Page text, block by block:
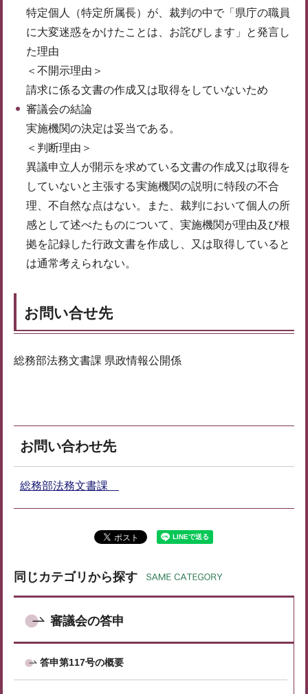
特定個人（特定所属長）が、裁判の中で「県庁の職員
に大変迷惑をかけたことは、お詫びします」と発言し
た理由
＜不開示理由＞
請求に係る文書の作成又は取得をしていないため
審議会の結論
実施機関の決定は妥当である。
＜判断理由＞
異議申立人が開示を求めている文書の作成又は取得を
していないと主張する実施機関の説明に特段の不合
理、不自然な点はない。また、裁判において個人の所
感として述べたものについて、実施機関が理由及び根
拠を記録した行政文書を作成し、又は取得していると
は通常考えられない。
お問い合せ先
総務部法務文書課 県政情報公開係
お問い合わせ先
総務部法務文書課
同じカテゴリから探す
審議会の答申
答申第117号の概要